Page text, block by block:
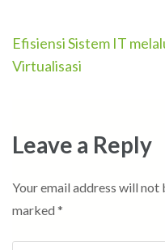
Post
navigation
Efisiensi Sistem IT
Virtualisasi
Leave a Reply
Your email address will not
marked *